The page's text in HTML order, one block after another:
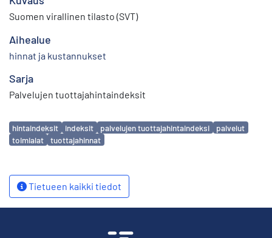
Suomen virallinen tilasto (SVT)
Aihealue
hinnat ja kustannukset
Sarja
Palvelujen tuottajahintaindeksit
Avainsanat
hintaindeksit indeksit palvelujen tuottajahintaindeksi
palvelut
toimialat
tuottajahinnat
Tietueen kaikki tiedot